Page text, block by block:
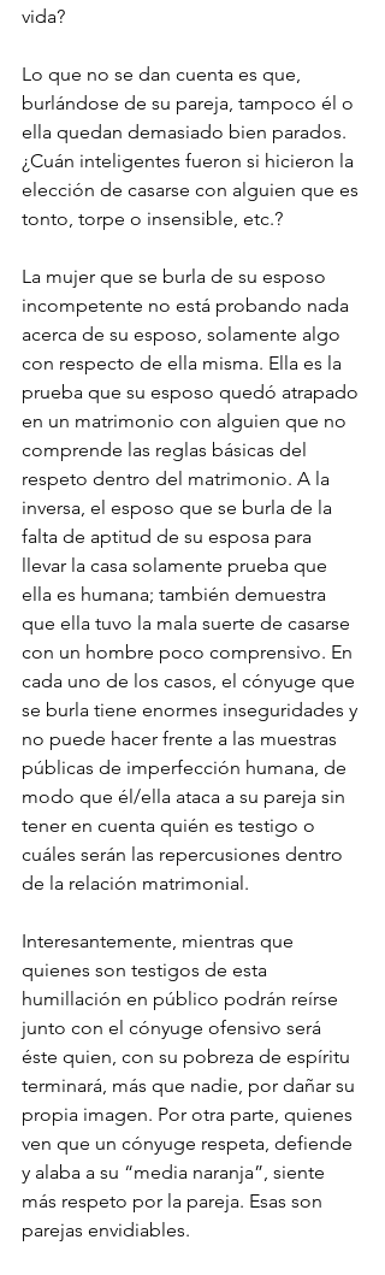
vida?
Lo que no se dan cuenta es que,
burlándose de su pareja, tampoco él o
ella quedan demasiado bien parados.
¿Cuán inteligentes fueron si hicieron la
elección de casarse con alguien que es
tonto, torpe o insensible, etc.?
La mujer que se burla de su esposo
incompetente no está probando nada
acerca de su esposo, solamente algo
con respecto de ella misma. Ella es la
prueba que su esposo quedó atrapado
en un matrimonio con alguien que no
comprende las reglas básicas del
respeto dentro del matrimonio. A la
inversa, el esposo que se burla de la
falta de aptitud de su esposa para
llevar la casa solamente prueba que
ella es humana; también demuestra
que ella tuvo la mala suerte de casarse
con un hombre poco comprensivo. En
cada uno de los casos, el cónyuge que
se burla tiene enormes inseguridades y
no puede hacer frente a las muestras
públicas de imperfección humana, de
modo que él/ella ataca a su pareja sin
tener en cuenta quién es testigo o
cuáles serán las repercusiones dentro
de la relación matrimonial.
Interesantemente, mientras que
quienes son testigos de esta
humillación en público podrán reírse
junto con el cónyuge ofensivo será
éste quien, con su pobreza de espíritu
terminará, más que nadie, por dañar su
propia imagen. Por otra parte, quienes
ven que un cónyuge respeta, defiende
y alaba a su “media naranja”, siente
más respeto por la pareja. Esas son
parejas envidiables.